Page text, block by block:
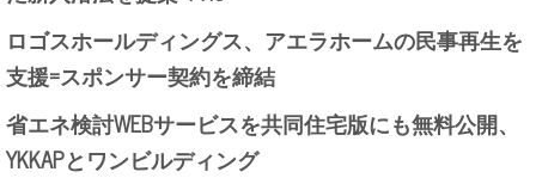
ロゴスホールディングス、アエラホームの民事再生を
支援=スポンサー契約を締結
省エネ検討WEBサービスを共同住宅版にも無料公開、
YKKAPとワンビルディング